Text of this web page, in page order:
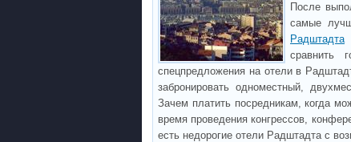
После
самые
Радштадта
сравнить
спецпредложения на отели в
забронировать одноместный,
Зачем платить посредникам, когда
время проведения конгрессов,
есть недорогие отели Радштадта с